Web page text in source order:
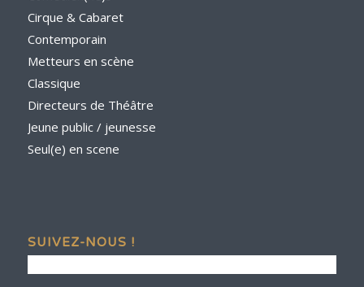
Cirque & Cabaret
Contemporain
Metteurs en scène
Classique
Directeurs de Théâtre
Jeune public / jeunesse
Seul(e) en scene
SUIVEZ-NOUS !